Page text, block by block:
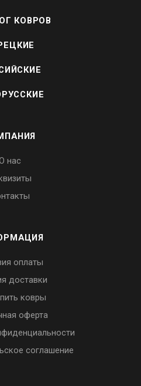
КОВРОВ
нас
оплаты
доставки
ковры
оферта
соглашение